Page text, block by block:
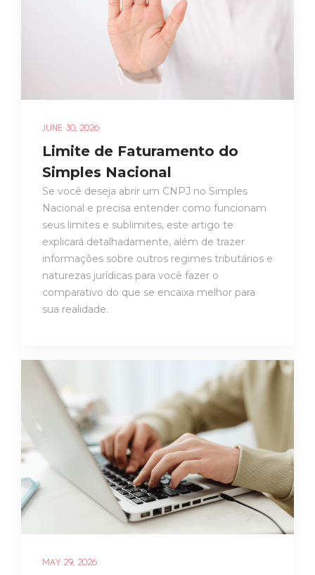
JUNE 30, 2026
Limite de Faturamento do
Simples Nacional
Se você deseja abrir um CNPJ no Simples
Nacional e precisa entender como funcionam
seus limites e sublimites, este artigo te
explicará detalhadamente, além de trazer
informações sobre outros regimes tributários e
naturezas jurídicas para você fazer o
comparativo do que se encaixa melhor para
sua realidade.
MAY 29, 2026